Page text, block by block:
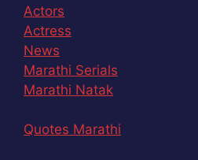
Actors
Actress
News
Marathi Serials
Marathi Natak
Quotes Marathi